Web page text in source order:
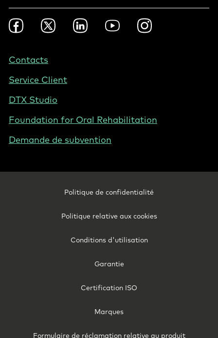
Footer
Social
Canada
FacebookTwitter LinkedInYouTubeInstagram
Footer
Canada
Contacts
Service Client
DTX Studio
Foundation for Oral Rehabilitation
Demande de subvention
Politique de confidentialité
Politique relative aux cookies
Conditions d'utilisation
Garantie
Certification ISO
Marques
Formulaire de réclamation relative au produit